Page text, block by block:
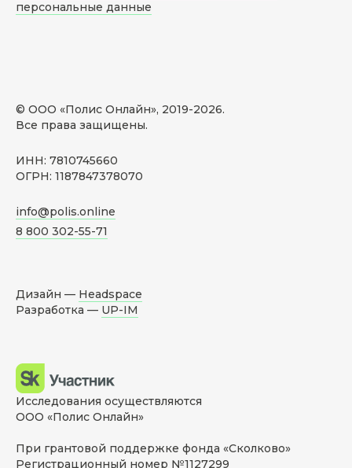
© ООО «Полис Онлайн», 2019-2026.
Все права защищены.
ИНН: 7810745660
ОГРН: 1187847378070
info@polis.online
8 800 302-55-71
персональные данные
Дизайн — Headspace
Разработка — UP-IM
Исследования осуществляются
ООО «Полис Онлайн»
При грантовой поддержке фонда «Сколково»
Регистрационный номер №1127299